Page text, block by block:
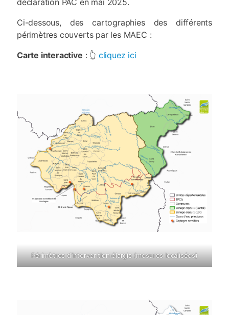
déclaration PAC en mai 2025.
Ci-dessous, des cartographies des différents
périmètres couverts par les MAEC :
Carte interactive : 👆 cliquez ici
Périmètres d’intervention élargis (mesures localisées)